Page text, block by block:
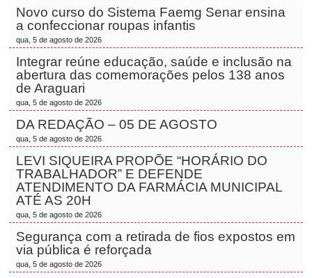
Novo curso do Sistema Faemg Senar ensina
a confeccionar roupas infantis
qua, 5 de agosto de 2026
Integrar reúne educação, saúde e inclusão na
abertura das comemorações pelos 138 anos
de Araguari
qua, 5 de agosto de 2026
DA REDAÇÃO – 05 DE AGOSTO
qua, 5 de agosto de 2026
LEVI SIQUEIRA PROPÕE “HORÁRIO DO
TRABALHADOR” E DEFENDE
ATENDIMENTO DA FARMÁCIA MUNICIPAL
ATÉ AS 20H
qua, 5 de agosto de 2026
Segurança com a retirada de fios expostos em
via pública é reforçada
qua, 5 de agosto de 2026